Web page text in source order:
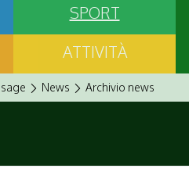
SPORT
ATTIVITÀ
News Archivio news